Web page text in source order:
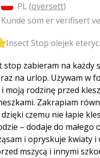
PL (oversett)
Kunde som er verifisert
Insect Stop olejek
stop zabieram na każdy
na urlop. Używam w
moją rodzinę przed
Zakrapiam
czemu nie łapie
– dodaje do małego
i opryskuje kwiaty i
mszycą i innymi